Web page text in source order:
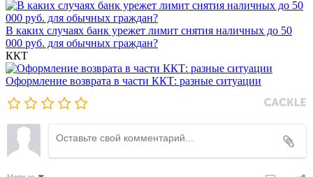
В каких случаях банк урежет лимит снятия наличных до 50
000 руб. для обычных граждан?
ККТ
Оформление возврата в части ККТ: разные ситуации